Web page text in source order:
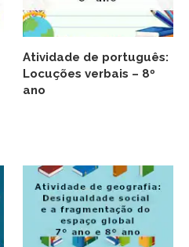
Atividade de português:
Locuções verbais – 8º
ano